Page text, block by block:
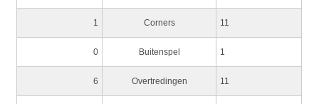
1 Corners 11
0 Buitenspel 1
6 Overtredingen 11